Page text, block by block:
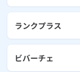
ランクプラス
ビバーチェ